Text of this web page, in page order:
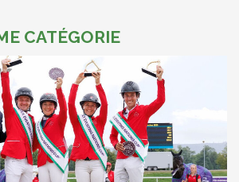
CATÉGORIE